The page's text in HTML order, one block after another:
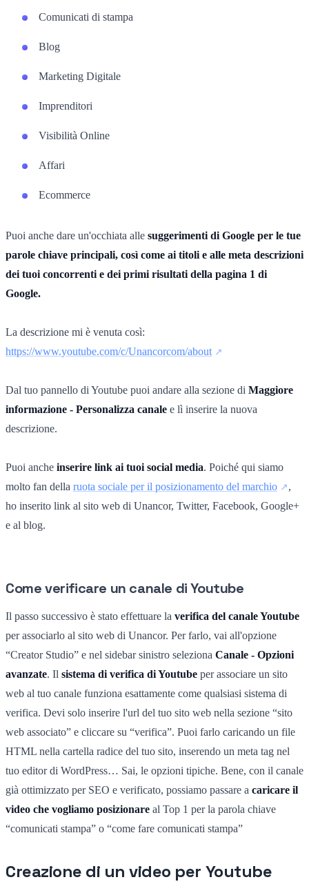
Comunicati di stampa
Blog
Marketing Digitale
Imprenditori
Visibilità Online
Affari
Ecommerce
Puoi anche dare un'occhiata alle suggerimenti di Google per le tue
parole chiave principali, così come ai titoli e alle meta descrizioni
dei tuoi concorrenti e dei primi risultati della pagina 1 di
Google.
La descrizione mi è venuta così:
https://www.youtube.com/c/Unancorcom/about
Dal tuo pannello di Youtube puoi andare alla sezione di Maggiore
informazione - Personalizza canale e lì inserire la nuova
descrizione.
Puoi anche inserire link ai tuoi social media. Poiché qui siamo
molto fan della ruota sociale per il posizionamento del marchio
,
ho inserito link al sito web di Unancor, Twitter, Facebook, Google+
e al blog.
Come verificare un canale di Youtube
Il passo successivo è stato effettuare la verifica del canale Youtube
per associarlo al sito web di Unancor. Per farlo, vai all'opzione
“Creator Studio” e nel sidebar sinistro seleziona Canale - Opzioni
avanzate. Il sistema di verifica di Youtube per associare un sito
web al tuo canale funziona esattamente come qualsiasi sistema di
verifica. Devi solo inserire l'url del tuo sito web nella sezione “sito
web associato” e cliccare su “verifica”. Puoi farlo caricando un file
HTML nella cartella radice del tuo sito, inserendo un meta tag nel
tuo editor di WordPress… Sai, le opzioni tipiche. Bene, con il canale
già ottimizzato per SEO e verificato, possiamo passare a caricare il
video che vogliamo posizionare al Top 1 per la parola chiave
“comunicati stampa” o “come fare comunicati stampa”
Creazione di un video per Youtube